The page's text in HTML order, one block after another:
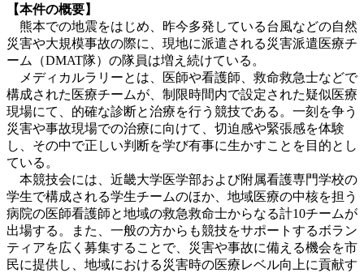
【本件の概要】
熊本での地震をはじめ、昨今多発している台風などの自然
災害や大規模事故の際に、現地に派遣される災害派遣医療チ
ーム（DMAT隊）の隊員は増え続けている。
メディカルラリーとは、医師や看護師、救命救急士などで
構成された医療チームが、制限時間内で設定された疑似医療
現場にて、的確な診断と治療を行う競技である。一刻を争う
災害や事故現場での治療に向けて、切迫感や緊張感を体験
し、その中で正しい判断を学び有事に生かすことを目的とし
ている。
本競技会には、近畿大学医学部および附属看護専門学校の
学生で構成される学生チームのほか、地域医療の中核を担う
病院の医師看護師と地域の救急救命士からなる計10チームが
出場する。また、一般の方からも競技をサポートするボラン
ティアを広く募集することで、災害や事故に備える機会を市
民に提供し、地域における災害時の医療レベル向上に貢献す